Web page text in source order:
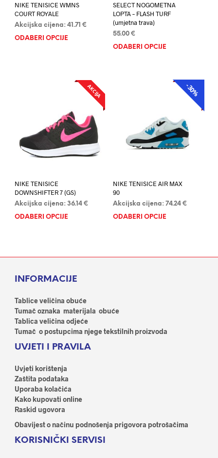
NIKE TENISICE WMNS
COURT ROYALE
Akcijska cijena: 41.71 €
ODABERI OPCIJE
proizvod
mogu
stranici
proizvoda
SELECT NOGOMETNA
LOPTA – FLASH TURF
(umjetna trava)
55.00 €
ODABERI OPCIJE
više
se
AKCIJA
NIKE TENISICE
DOWNSHIFTER 7 (GS)
Akcijska cijena: 36.14 €
ODABERI OPCIJE
Ovaj
varijanti.
na
proizvoda
AKCIJA
-30%
NIKE TENISICE AIR MAX
90
Akcijska cijena: 74.24 €
ODABERI OPCIJE
INFORMACIJE
Tablice veličina obuće
Tumač oznaka materijala obuće
Tablica veličina odjeće
Tumač o postupcima njege tekstilnih proizvoda
UVJETI I PRAVILA
Uvjeti korištenja
Zaštita podataka
Uporaba kolačića
Kako kupovati online
Raskid ugovora
Obavijest o načinu podnošenja prigovora potrošačima
KORISNIČKI SERVISI